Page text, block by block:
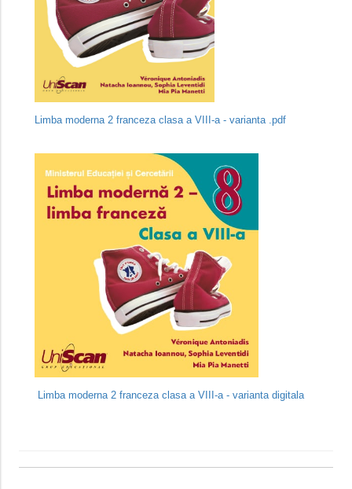
Limba moderna 2 franceza clasa a VIII-a - varianta .pdf
Limba moderna 2 franceza clasa a VIII-a - varianta digitala